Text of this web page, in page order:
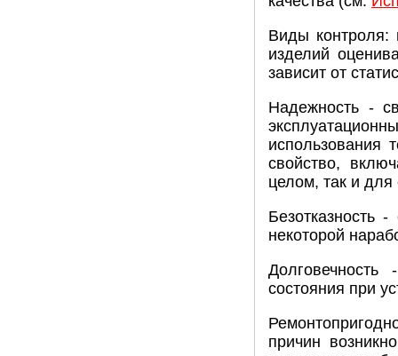
Виды контроля:
изделий
зависит от
Надежность -
использования
свойство,
целом, так и для
Безотказность
некоторой
Долговечность
состояния при
причин